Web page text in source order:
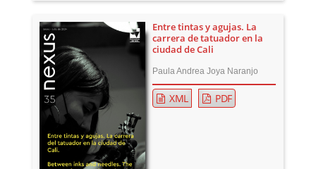
Entre tintas y agujas. La
carrera de tatuador en la
ciudad de Cali
Paula Andrea Joya Naranjo
XML PDF